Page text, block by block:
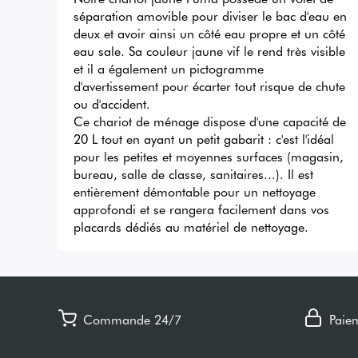
séparation amovible pour diviser le bac d'eau en
deux et avoir ainsi un côté eau propre et un côté
eau sale. Sa couleur jaune vif le rend très visible
et il a également un pictogramme
d'avertissement pour écarter tout risque de chute
ou d'accident.
Ce chariot de ménage dispose d'une capacité de
20 L tout en ayant un petit gabarit : c'est l'idéal
pour les petites et moyennes surfaces (magasin,
bureau, salle de classe, sanitaires...). Il est
entièrement démontable pour un nettoyage
approfondi et se rangera facilement dans vos
placards dédiés au matériel de nettoyage.
Commande 24/7